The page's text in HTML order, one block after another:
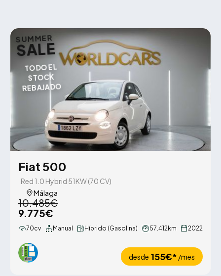
SUMMER
SALE
TODO EL
STOCK
REBAJADO
Fiat 500
Red 1.0 Hybrid 51KW (70 CV)
Málaga
10.485€
9.775€
70cv Manual Híbrido (Gasolina) 57.412km 2022
desde 155€* /mes